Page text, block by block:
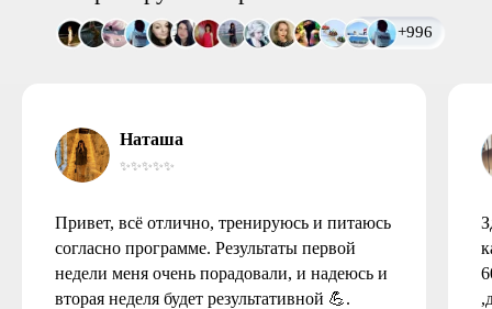
+996
Наташа
✨✨✨✨✨
Привет, всё отлично, тренируюсь и питаюсь
согласно программе. Результаты первой
недели меня очень порадовали, и надеюсь и
вторая неделя будет результативной 💪.